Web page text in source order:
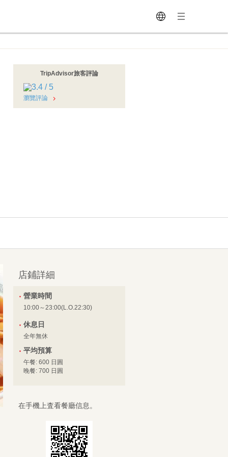
TripAdvisor旅客評論
瀏覽評論
店鋪詳細
營業時間
10:00～23:00(L.O.22:30)
休息日
全年無休
平均預算
午餐: 600 日圓
晚餐: 700 日圓
在手機上査看餐廳信息。